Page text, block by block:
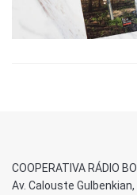
COOPERATIVA RÁDIO
Av. Calouste